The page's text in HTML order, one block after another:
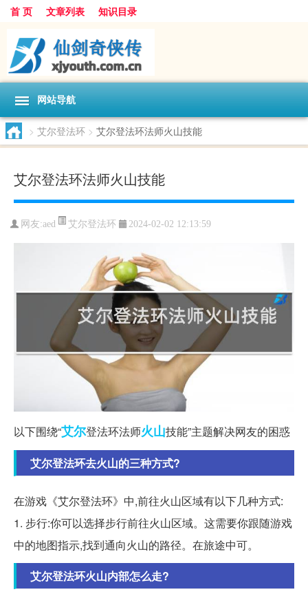
首 页 文章列表 知识目录
网站导航
> 艾尔登法环 > 艾尔登法环法师火山技能
艾尔登法环法师火山技能
网友:aed 艾尔登法环 2024-02-02 12:13:59
以下围绕“艾尔登法环法师火山技能”主题解决网友的困惑
艾尔登法环去火山的三种方式?
在游戏《艾尔登法环》中,前往火山区域有以下几种方式:
1. 步行:你可以选择步行前往火山区域。这需要你跟随游戏
中的地图指示,找到通向火山的路径。在旅途中可。
艾尔登法环火山内部怎么走?